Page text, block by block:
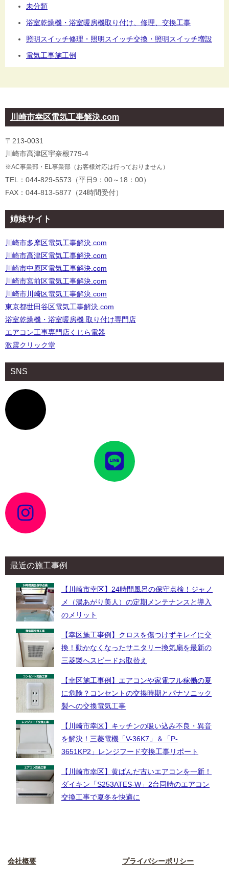
未分類
浴室乾燥機・浴室暖房機取り付け、修理、交換工事
照明スイッチ修理・照明スイッチ交換・照明スイッチ増設
電気工事施工例
川崎市幸区電気工事解決.com
〒213-0031
川崎市高津区宇奈根779-4
※AC事業部・EL事業部（お客様対応は行っておりません）
TEL：044-829-5573（平日9：00～18：00）
FAX：044-813-5877（24時間受付）
姉妹サイト
川崎市多摩区電気工事解決.com
川崎市高津区電気工事解決.com
川崎市中原区電気工事解決.com
川崎市宮前区電気工事解決.com
川崎市川崎区電気工事解決.com
東京都世田谷区電気工事解決.com
浴室乾燥機・浴室暖房機 取り付け専門店
エアコン工事専門店くじら電器
激震クリック堂
SNS
イ
コ
ン
リ
イ
コ
ン
リ
イ
コ
ン
リ
最近の施工事例
【川崎市幸区】24時間風呂の保守点検！ジャノ
メ（湯あがり美人）の定期メンテナンスと導入
のメリット
【幸区施工事例】クロスを傷つけずキレイに交
換！動かなくなったサニタリー換気扇を最新の
三菱製へスピードお取替え
【幸区施工事例】エアコンや家電フル稼働の夏
に危険？コンセントの交換時期とパナソニック
製への交換電気工事
【川崎市幸区】キッチンの吸い込み不良・異音
を解決！三菱電機「V-36K7」＆「P-
3651KP2」レンジフード交換工事リポート
【川崎市幸区】黄ばんだ古いエアコンを一新！
ダイキン「S253ATES-W」2台同時のエアコン
交換工事で夏冬を快適に
会社概要 プライバシーポリシー